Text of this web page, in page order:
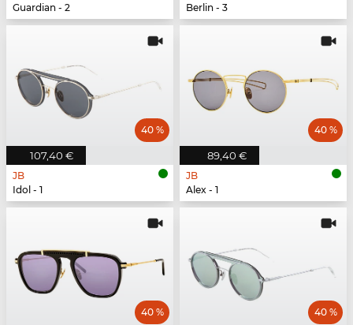
Guardian - 2
Berlin - 3
107,40 €
40 %
JB
Idol - 1
89,40 €
40 %
JB
Alex - 1
40 % 40 %